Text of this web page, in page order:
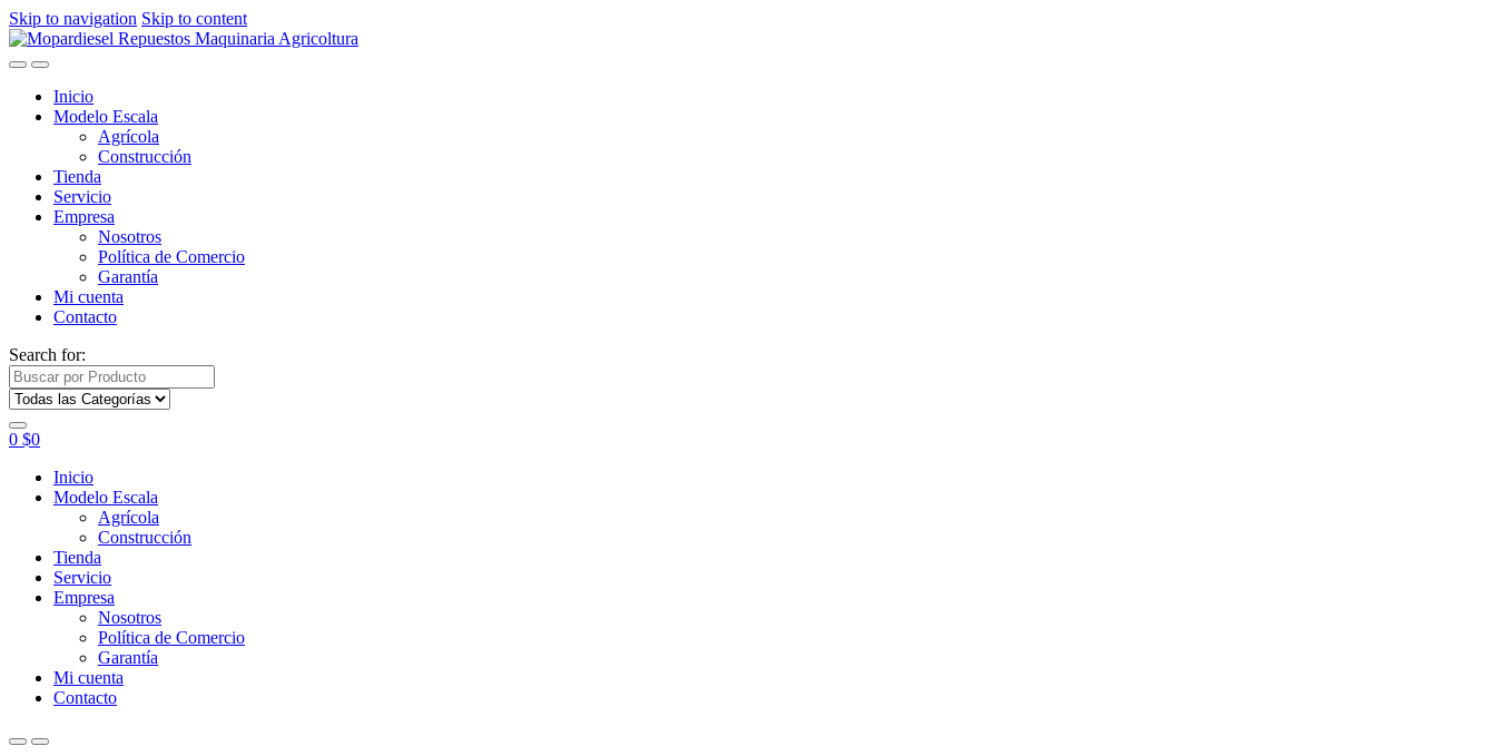
Skip to navigation Skip to content
Inicio
Modelo Escala
Agrícola
Construcción
Tienda
Servicio
Empresa
Nosotros
Política de Comercio
Garantía
Mi cuenta
Contacto
Search for:
0 $0
Inicio
Modelo Escala
Agrícola
Construcción
Tienda
Servicio
Empresa
Nosotros
Política de Comercio
Garantía
Mi cuenta
Contacto